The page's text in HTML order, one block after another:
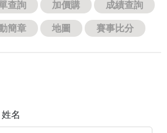
查詢 加價購 成績查詢
簡章 地圖 賽事比分
名